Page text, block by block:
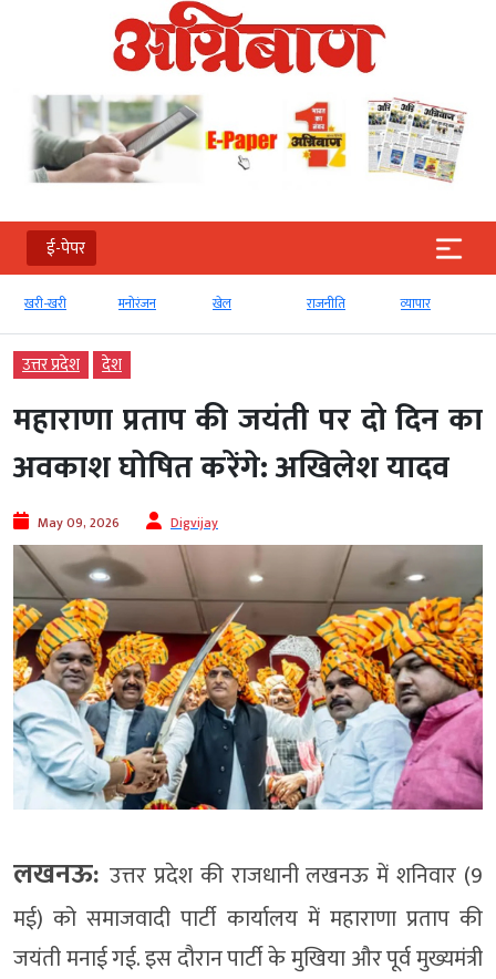
ई-पेपर
मनोरंजन खेल राजनीति व्‍यापार टेक्‍नोलॉजी
उत्तर प्रदेश देश
महाराणा प्रताप की जयंती पर दो दिन का
अवकाश घोषित करेंगे: अखिलेश यादव
May 09, 2026 Digvijay
लखनऊ: उत्तर प्रदेश की राजधानी लखनऊ में शनिवार (9
मई) को समाजवादी पार्टी कार्यालय में महाराणा प्रताप की
जयंती मनाई गई. इस दौरान पार्टी के मुखिया और पूर्व मुख्यमंत्री